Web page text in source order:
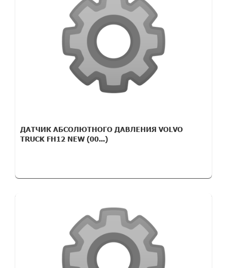
ДАТЧИК АБСОЛЮТНОГО ДАВЛЕНИЯ VOLVO
TRUCK FH12 NEW (00...)